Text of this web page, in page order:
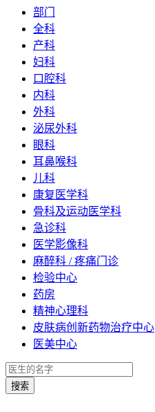
部门
全科
产科
妇科
口腔科
内科
外科
泌尿外科
眼科
耳鼻喉科
儿科
康复医学科
骨科及运动医学科
急诊科
医学影像科
麻醉科 / 疼痛门诊
检验中心
药房
精神心理科
皮肤病创新药物治疗中心
医美中心